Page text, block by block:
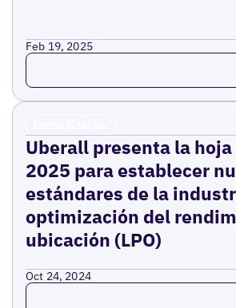
Feb 19, 2025
Read more
Uberall presenta la
2025 para establecer
estándares de la
optimización del
ubicación (LPO)
Oct 24, 2024
Read more